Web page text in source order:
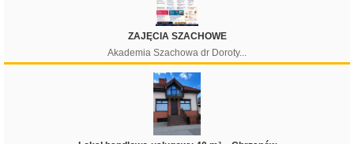
Filtruj
ZAJĘCIA SZACHOWE
Akademia Szachowa dr Doroty...